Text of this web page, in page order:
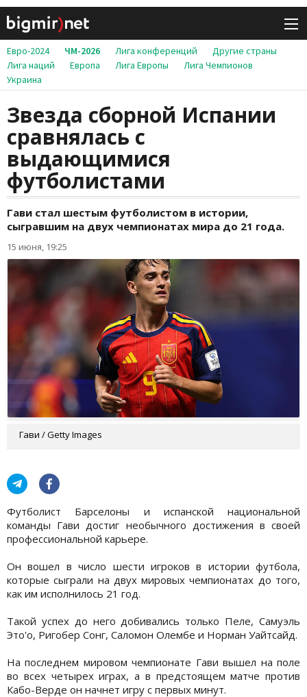
Евро-2024 ЧМ-2026 Лига конференций
Другие страны
Лига наций
Европа Лига Европы
Лига Чемпионов
Украина
Звезда сборной Испании
сравнялась с
выдающимися
футболистами
Гави стал шестым футболистом в истории,
сыгравшим на двух чемпионатах мира до 21 года.
15 июня, 19:25
Гави / Getty Images
Футболист Барселоны и испанской национальной
команды Гави достиг необычного достижения в своей
профессиональной карьере.
Он вошел в число шести игроков в истории футбола,
которые сыграли на двух мировых чемпионатах до того,
как им исполнилось 21 год.
Такой успех до него добивались только Пеле, Самуэль
Это'о, Ригобер Сонг, Саломон Олембе и Норман Уайтсайд.
На последнем мировом чемпионате Гави вышел на поле
во всех четырех играх, а в предстоящем матче против
Кабо-Верде он начнет игру с первых минут.